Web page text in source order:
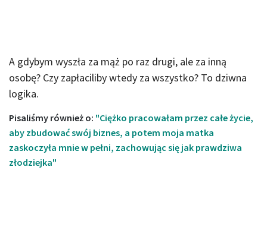
A gdybym wyszła za mąż po raz drugi, ale za inną
osobę? Czy zapłaciliby wtedy za wszystko? To dziwna
logika.
Pisaliśmy również o: "Ciężko pracowałam przez całe życie,
aby zbudować swój biznes, a potem moja matka
zaskoczyła mnie w pełni, zachowując się jak prawdziwa
złodziejka"